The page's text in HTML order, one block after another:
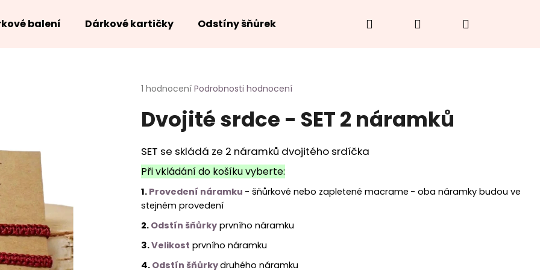
balení Dárkové kartičky Odstíny šňůrek Hodnocení obchodu O náramcích
Hledat PřihlášeníNákupní
Průměrné
produktu
je
z
5
hvězdiček.
1 hodnocení Podrobnosti hodnocení
Dvojité srdce - SET 2 náramků
SET se skládá ze 2 náramků dvojitého srdíčka
Při vkládání do košíku vyberte:
1. Provedení náramku - šňůrkové nebo zapletené macrame - oba náramky budou ve
stejném provedení
2. Odstín šňůrky prvního náramku
3.Velikost prvního náramku
4. Odstín šňůrkydruhého náramku
HLEDAT